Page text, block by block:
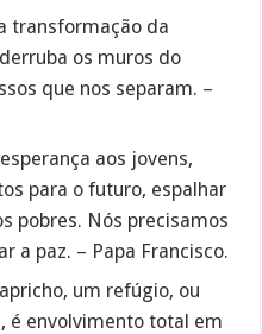
transformação da
os muros do
que nos separam. –
aos jovens,
para o futuro, espalhar
pobres. Nós precisamos
a paz. – Papa Francisco.
um refúgio, ou
é envolvimento total em